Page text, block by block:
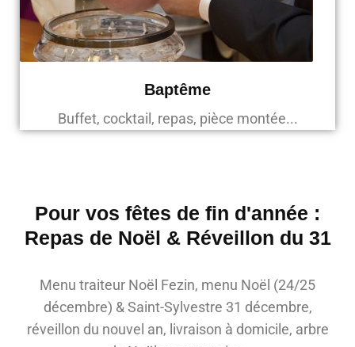
Baptême
Buffet, cocktail, repas, pièce montée...
Pour vos fêtes de fin d'année :
Repas de Noël & Réveillon du 31
Menu traiteur Noël Fezin, menu Noël (24/25
décembre) & Saint-Sylvestre 31 décembre,
réveillon du nouvel an, livraison à domicile, arbre